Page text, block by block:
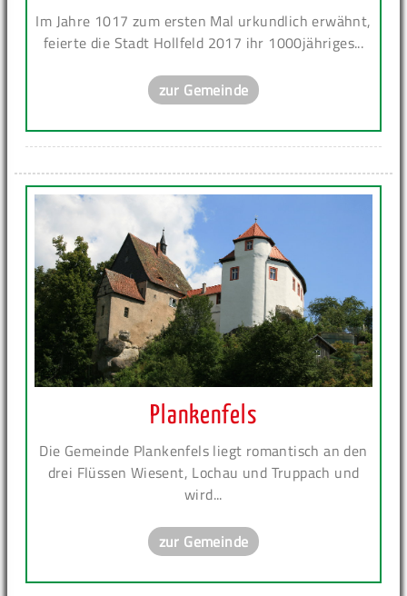
Im Jahre 1017 zum ersten Mal urkundlich erwähnt,
feierte die Stadt Hollfeld 2017 ihr 1000jähriges...
zur Gemeinde
Plankenfels
Die Gemeinde Plankenfels liegt romantisch an den
drei Flüssen Wiesent, Lochau und Truppach und
wird...
zur Gemeinde